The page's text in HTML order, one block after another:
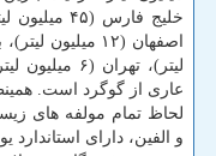
لحاظ تمام مولفه های
و الفین، دارای استاندارد یورو ۴